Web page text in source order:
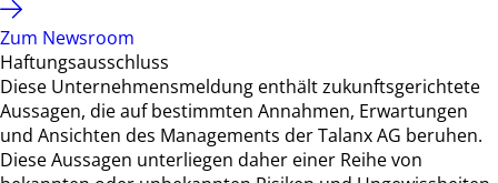
Zum Newsroom
Haftungsausschluss
Diese Unternehmensmeldung enthält zukunftsgerichtete
Aussagen, die auf bestimmten Annahmen, Erwartungen
und Ansichten des Managements der Talanx AG beruhen.
Diese Aussagen unterliegen daher einer Reihe von